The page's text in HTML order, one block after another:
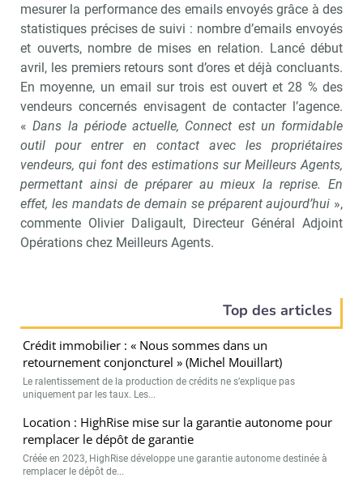
mesurer la performance des emails envoyés grâce à des
statistiques précises de suivi : nombre d’emails envoyés
et ouverts, nombre de mises en relation. Lancé début
avril, les premiers retours sont d’ores et déjà concluants.
En moyenne, un email sur trois est ouvert et 28 % des
vendeurs concernés envisagent de contacter l’agence.
«Dans la période actuelle, Connect est un formidable
outil pour entrer en contact avec les propriétaires
vendeurs, qui font des estimations sur Meilleurs Agents,
permettant ainsi de préparer au mieux la reprise. En
effet, les mandats de demain se préparent aujourd’hui »,
commente Olivier Daligault, Directeur Général Adjoint
Opérations chez Meilleurs Agents.
Top des articles
Crédit immobilier : « Nous sommes dans un
retournement conjoncturel » (Michel Mouillart)
Le ralentissement de la production de crédits ne s’explique pas
uniquement par les taux. Les...
Location : HighRise mise sur la garantie autonome pour
remplacer le dépôt de garantie
Créée en 2023, HighRise développe une garantie autonome destinée à
remplacer le dépôt de...